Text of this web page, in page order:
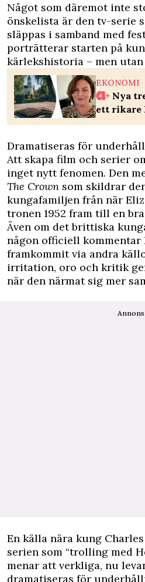
Något som däremot inte
önskelista är den tv-serie
släppas i samband med
porträtterar starten på
kärlekshistoria – men
EKONOMI
Nya
ett rikare
Dramatiseras för
Att skapa film och serier
inget nytt fenomen. Den
The Crown som skildrar
kungafamiljen från när
tronen 1952 fram till en
Även om det brittiska
någon officiell
framkommit via andra
irritation, oro och kritik
när den närmat sig mer
Annons
En källa nära kung
serien som “trolling med
menar att verkliga, nu
dramatiseras för